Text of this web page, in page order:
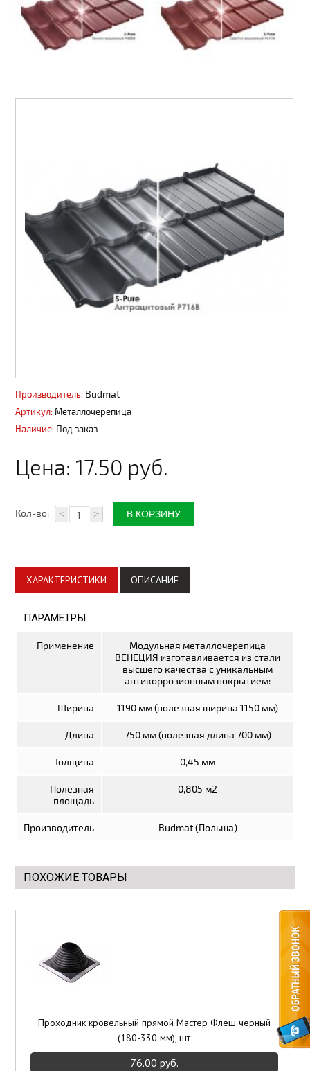
Плитка керамическая
Материалы для благоустройства
Пленки изоляционные
Электрика
Электрические тёплые полы
Теплицы, системы полива
Поликарбонат
Инструмент
Производитель: Budmat
Артикул: Металлочерепица
Наличие: Под заказ
Цена: 17.50 руб.
Кол-во: < >
ХАРАКТЕРИСТИКИ ОПИСАНИЕ
ПАРАМЕТРЫ
Применение
Модульная металлочерепица
ВЕНЕЦИЯ изготавливается из стали
высшего качества с уникальным
антикоррозионным покрытием:
Ширина 1190 мм (полезная ширина 1150 мм)
Длина 750 мм (полезная длина 700 мм)
Толщина 0,45 мм
Полезная
площадь
0,805 м2
Производитель Budmat (Польша)
ПОХОЖИЕ ТОВАРЫ
Проходник кровельный прямой Мастер Флеш черный
(180-330 мм), шт
76.00 руб.